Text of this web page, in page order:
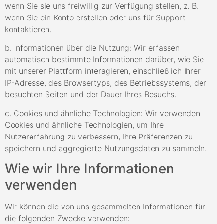
wenn Sie sie uns freiwillig zur Verfügung stellen, z. B.
wenn Sie ein Konto erstellen oder uns für Support
kontaktieren.
b. Informationen über die Nutzung: Wir erfassen
automatisch bestimmte Informationen darüber, wie Sie
mit unserer Plattform interagieren, einschließlich Ihrer
IP-Adresse, des Browsertyps, des Betriebssystems, der
besuchten Seiten und der Dauer Ihres Besuchs.
c. Cookies und ähnliche Technologien: Wir verwenden
Cookies und ähnliche Technologien, um Ihre
Nutzererfahrung zu verbessern, Ihre Präferenzen zu
speichern und aggregierte Nutzungsdaten zu sammeln.
Wie wir Ihre Informationen
verwenden
Wir können die von uns gesammelten Informationen für
die folgenden Zwecke verwenden: